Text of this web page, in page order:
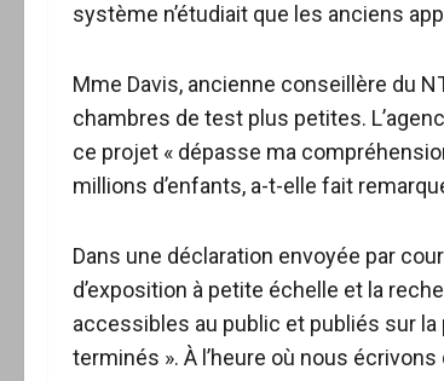
système n’étudiait que les anciens
Mme Davis, ancienne conseillère du
chambres de test plus petites.
ce projet « dépasse ma
millions d’enfants, a-t-elle fait
Dans une déclaration envoyée par
d’exposition à petite échelle et la
accessibles au public et publiés sur
terminés ». À l’heure où nous